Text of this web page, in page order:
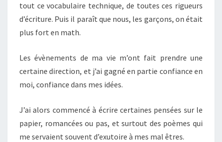
tout ce vocabulaire technique, de toutes ces rigueurs
d’écriture. Puis il paraît que nous, les garçons, on était
plus fort en math.
Les évènements de ma vie m’ont fait prendre une
certaine direction, et j’ai gagné en partie confiance en
moi, confiance dans mes idées.
J’ai alors commencé à écrire certaines pensées sur le
papier, romancées ou pas, et surtout des poèmes qui
me servaient souvent d’exutoire à mes mal êtres.